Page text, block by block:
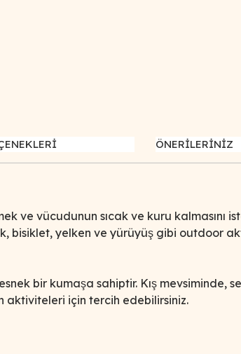
ÖNERİLERİNİZ
ve vücudunun sıcak ve kuru kalmasını
bisiklet, yelken ve yürüyüş gibi outdoor
bir kumaşa sahiptir. Kış mevsiminde,
aktiviteleri için tercih edebilirsiniz.